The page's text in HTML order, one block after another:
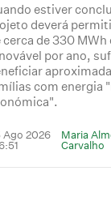
estiver
deverá
cerca de 330 MWh
por ano,
com energia
Ago 2026
Maria
Carvalho